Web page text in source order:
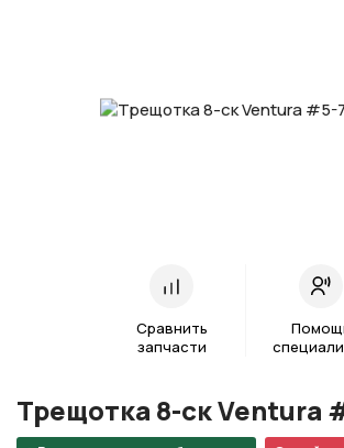
Сравнить
запчасти
Трещотка 8-ск Ventura